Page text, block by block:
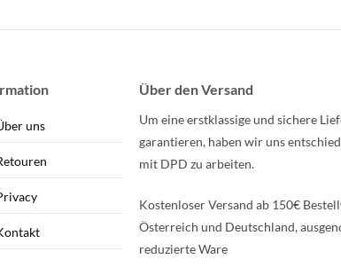
uns
Über den Versand
Um eine erstklassige und sichere
garantieren, haben wir uns
mit DPD zu arbeiten.
Kostenloser Versand ab 150€
Österreich und Deutschland,
reduzierte Ware